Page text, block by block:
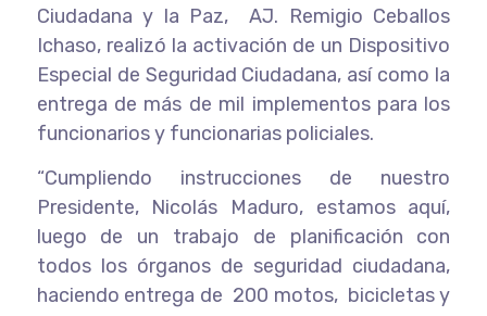
Ciudadana y la Paz, AJ. Remigio Ceballos
Ichaso, realizó la activación de un Dispositivo
Especial de Seguridad Ciudadana, así como la
entrega de más de mil implementos para los
funcionarios y funcionarias policiales.
“Cumpliendo instrucciones de nuestro
Presidente, Nicolás Maduro, estamos aquí,
luego de un trabajo de planificación con
todos los órganos de seguridad ciudadana,
haciendo entrega de 200 motos, bicicletas y